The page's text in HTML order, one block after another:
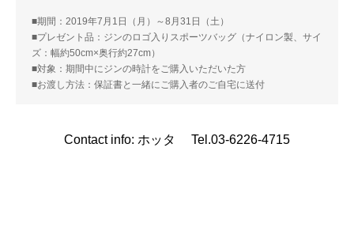
■期間：2019年7月1日（月）～8月31日（土）
■プレゼント品：ジンのロゴ入りスポーツバッグ（ナイロン製、サイ
ズ：幅約50cm×奥行約27cm）
■対象：期間中にジンの時計をご購入いただいた方
■お渡し方法：保証書と一緒にご購入者のご自宅に送付
Contact info: ホッタ Tel.03-6226-4715